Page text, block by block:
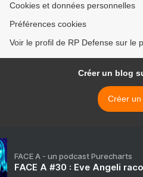
Cookies et données personnelles
Préférences cookies
Voir le profil de RP Defense sur le
Créer un blog
Créer un
FACE A - un podcast Purecharts
FACE A #30 : Eve Angeli